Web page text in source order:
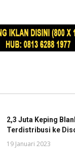
2,3 Juta Keping
Terdistribusi ke
19 Januari 2023